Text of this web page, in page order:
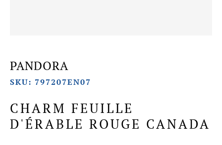
PANDORA
SKU: 797207EN07
CHARM FEUILLE
D'ÉRABLE ROUGE CANADA